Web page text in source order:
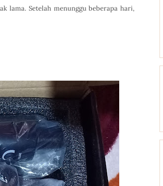
lama. Setelah menunggu beberapa hari,